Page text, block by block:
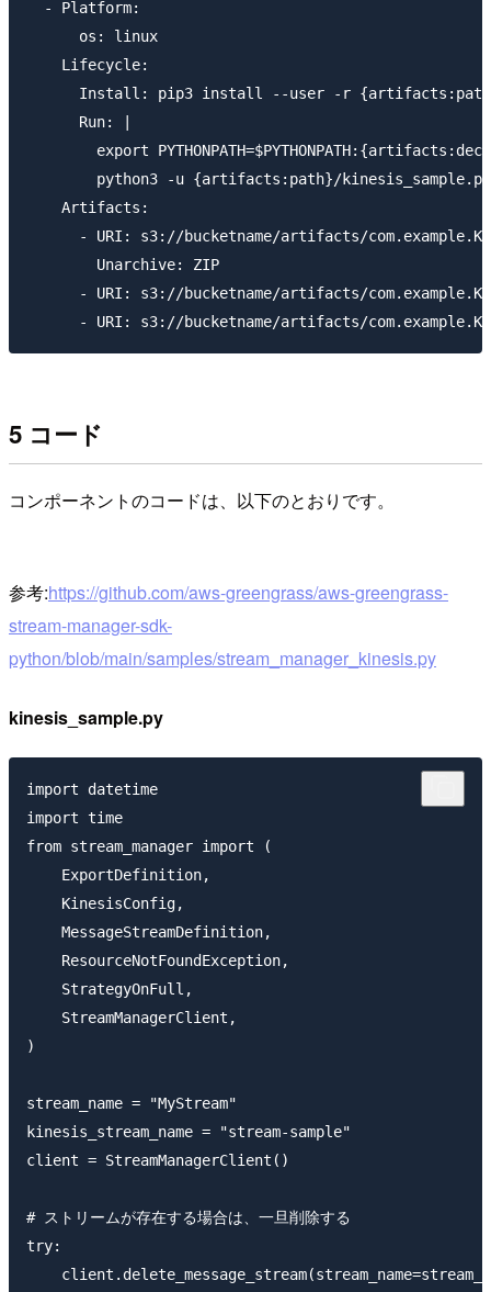
  - Platform:
      os: linux
    Lifecycle:
Install: pip3 install --user -r
      Run: |
export
        python3 -u {artifacts:path}/kinesis_sample.py
    Artifacts:
- URI: s3://bucketname/artifacts/
        Unarchive: ZIP
- URI: s3://bucketname/artifacts/
5 コード
コンポーネントのコードは、以下のとおりです。
参考:https://github.com/aws-greengrass/aws-greengrass-
stream-manager-sdk-
python/blob/main/samples/stream_manager_kinesis.py
kinesis_sample.py
import datetime
import time
from stream_manager import (
    ExportDefinition,
    KinesisConfig,
    MessageStreamDefinition,
    ResourceNotFoundException,
    StrategyOnFull,
    StreamManagerClient,
)
stream_name = "MyStream"
kinesis_stream_name = "stream-sample"
client = StreamManagerClient()
# ストリームが存在する場合は、一旦削除する
try: